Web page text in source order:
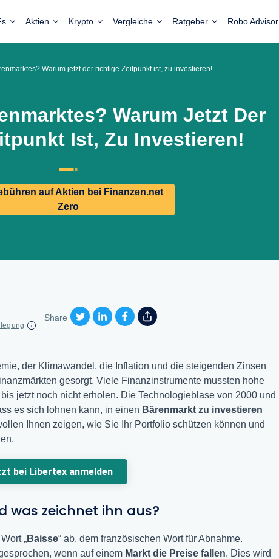
Aktien Krypto Vergleiche Ratgeber Robo Advisor
Warum jetzt der richtige Zeitpunkt ist, zu investieren!
Warum Jetzt Der
Ist, Zu Investieren!
auf Aktien bei Finanzen.net
Zero
Share
der Klimawandel, die Inflation und die steigenden Zinsen
gesorgt. Viele Finanzinstrumente mussten hohe
jetzt noch nicht erholen. Die Technologieblase von 2000 und
es sich lohnen kann, in einen Bärenmarkt zu investieren
Ihnen zeigen, wie Sie Ihr Portfolio schützen können und
bei Libertex anmelden
was zeichnet ihn aus?
„Baisse“ ab, dem französischen Wort für Abnahme.
wenn auf einem Markt die Preise fallen. Dies wird